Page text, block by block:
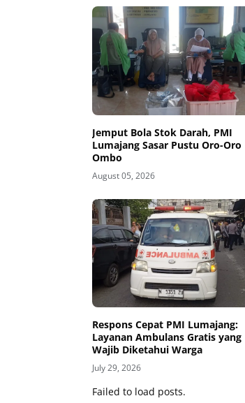
Jemput Bola Stok Darah, PMI
Lumajang Sasar Pustu Oro-Oro
Ombo
August 05, 2026
Respons Cepat PMI Lumajang:
Layanan Ambulans Gratis yang
Wajib Diketahui Warga
July 29, 2026
Failed to load posts.